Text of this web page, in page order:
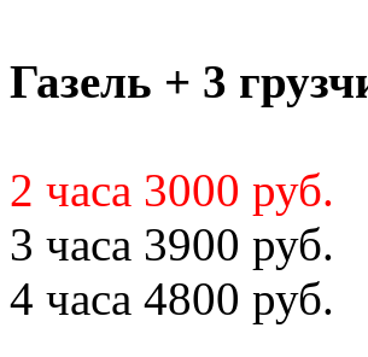
Газель + 3
2 часа 3000 руб.
3 часа 3900 руб.
4 часа 4800 руб.